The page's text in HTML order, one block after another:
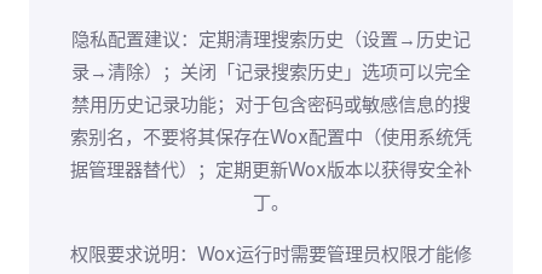
隐私配置建议：定期清理搜索历史（设置→历史记
录→清除）；关闭「记录搜索历史」选项可以完全
禁用历史记录功能；对于包含密码或敏感信息的搜
索别名，不要将其保存在Wox配置中（使用系统凭
据管理器替代）；定期更新Wox版本以获得安全补
丁。
权限要求说明：Wox运行时需要管理员权限才能修